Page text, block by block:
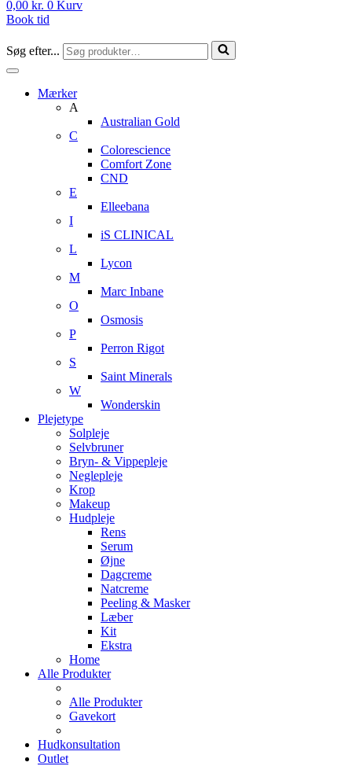
0,00 kr. 0 Kurv
Book tid
Søg efter...
Mærker
A
Australian Gold
C
Colorescience
Comfort Zone
CND
E
Elleebana
I
iS CLINICAL
L
Lycon
M
Marc Inbane
O
Osmosis
P
Perron Rigot
S
Saint Minerals
W
Wonderskin
Plejetype
Solpleje
Selvbruner
Bryn- & Vippepleje
Neglepleje
Krop
Makeup
Hudpleje
Rens
Serum
Øjne
Dagcreme
Natcreme
Peeling & Masker
Læber
Kit
Ekstra
Home
Alle Produkter
Alle Produkter
Gavekort
Hudkonsultation
Outlet